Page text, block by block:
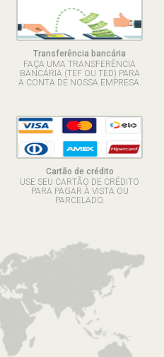
Transferência bancária
FAÇA UMA TRANSFERÊNCIA
BANCÁRIA (TEF OU TED) PARA
A CONTA DE NOSSA EMPRESA.
Cartão de crédito
USE SEU CARTÃO DE CRÉDITO
PARA PAGAR À VISTA OU
PARCELADO.